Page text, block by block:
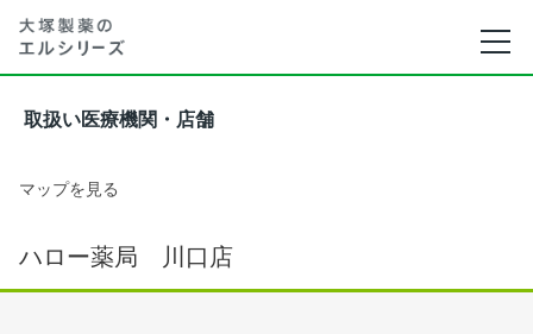
取扱い医療機関・店舗
マップを見る
ハロー薬局 川口店